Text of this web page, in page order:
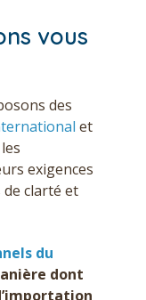
vous
des
et
exigences
clarté et
du
dont